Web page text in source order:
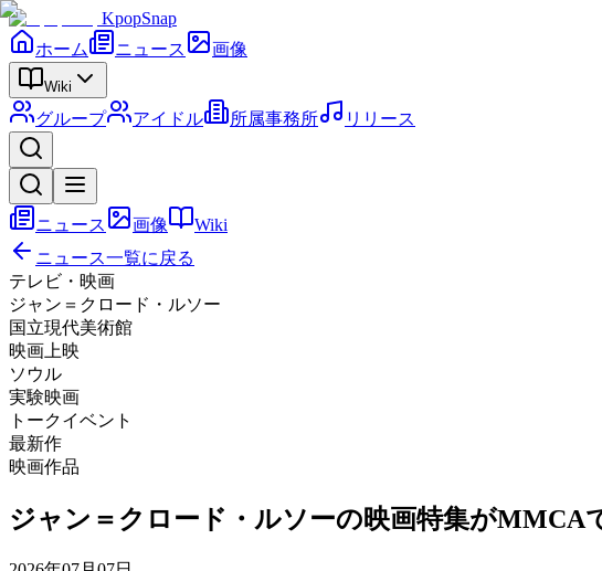
KpopSnap
ホーム
ニュース 画像
Wiki
グループ アイドル 所属事務所 リリース
ニュース 画像
Wiki
ニュース一覧に戻る
テレビ・映画
ジャン＝クロード・ルソー
国立現代美術館
映画上映
ソウル
実験映画
トークイベント
最新作
映画作品
ジャン＝クロード・ルソーの映画特集がMMCA